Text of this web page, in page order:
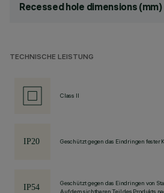
Recessed hole dimensions (mm)
TECHNISCHE LEISTUNG
Class II
Geschützt gegen das Eindringen fester
Geschützt gegen das Eindringen von